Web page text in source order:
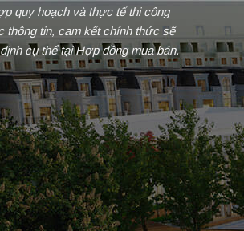
quy hoạch và thực tế thi công
thông tin, cam kết chính thức sẽ
cụ thể tại Hợp đồng mua bán.